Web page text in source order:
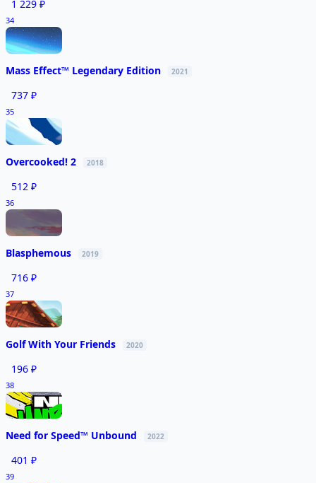
1 229 ₽
34
Mass Effect™ Legendary Edition 2021
737 ₽
35
Overcooked! 2 2018
512 ₽
36
Blasphemous 2019
716 ₽
37
Golf With Your Friends 2020
196 ₽
38
Need for Speed™ Unbound 2022
401 ₽
39